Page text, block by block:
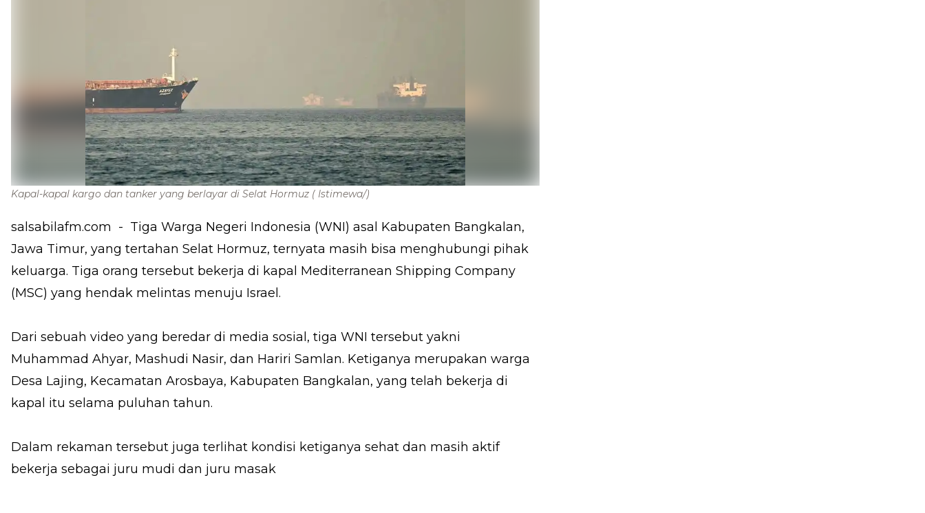
Kapal-kapal kargo dan tanker yang berlayar di Selat Hormuz ( Istimewa/)
salsabilafm.com - Tiga Warga Negeri Indonesia (WNI) asal Kabupaten Bangkalan,
Jawa Timur, yang tertahan Selat Hormuz, ternyata masih bisa menghubungi pihak
keluarga. Tiga orang tersebut bekerja di kapal Mediterranean Shipping Company
(MSC) yang hendak melintas menuju Israel.
Dari sebuah video yang beredar di media sosial, tiga WNI tersebut yakni
Muhammad Ahyar, Mashudi Nasir, dan Hariri Samlan. Ketiganya merupakan warga
Desa Lajing, Kecamatan Arosbaya, Kabupaten Bangkalan, yang telah bekerja di
kapal itu selama puluhan tahun.
Dalam rekaman tersebut juga terlihat kondisi ketiganya sehat dan masih aktif
bekerja sebagai juru mudi dan juru masak